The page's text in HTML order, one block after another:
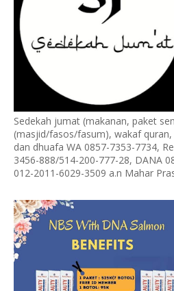
Sedekah jumat (makanan, paket
(masjid/fasos/fasum), wakaf
dan dhuafa WA 0857-7353-7734,
3456-888/514-200-777-28, DANA
012-2011-6029-3509 a.n Mahar